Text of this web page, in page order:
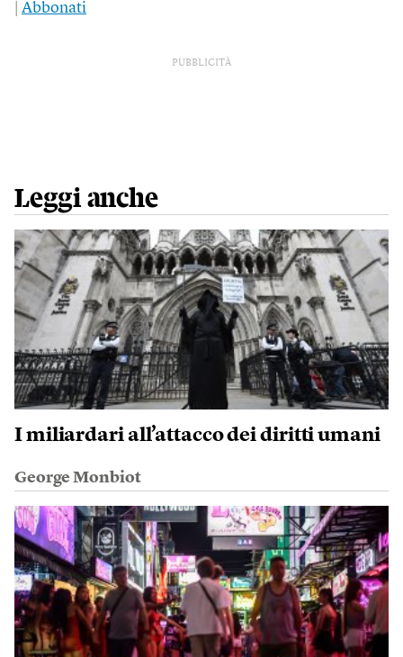
Abbonati
PUBBLICITÀ
Leggi anche
I miliardari all’attacco dei diritti umani
George Monbiot